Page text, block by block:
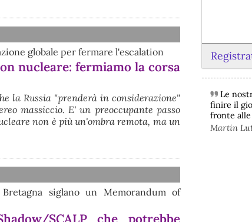
globale per fermare l'escalation
nucleare: fermiamo la corsa
la Russia "prenderà in considerazione"
massiccio. E' un preoccupante passo
non è più un'ombra remota, ma un
siglano un Memorandum of
@peacelink
Si sta
Taranto
Le
finire il
fronte
Martin